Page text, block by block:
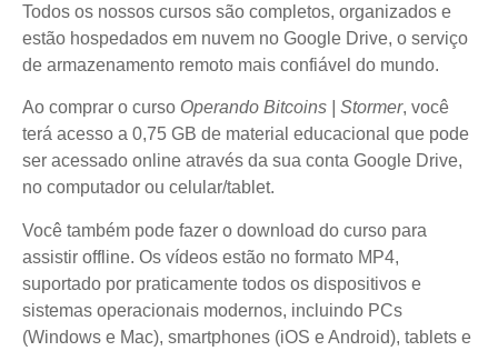
Todos os nossos cursos são completos, organizados e
estão hospedados em nuvem no Google Drive, o serviço
de armazenamento remoto mais confiável do mundo.
Ao comprar o curso Operando Bitcoins | Stormer, você
terá acesso a 0,75 GB de material educacional que pode
ser acessado online através da sua conta Google Drive,
no computador ou celular/tablet.
Você também pode fazer o download do curso para
assistir offline. Os vídeos estão no formato MP4,
suportado por praticamente todos os dispositivos e
sistemas operacionais modernos, incluindo PCs
(Windows e Mac), smartphones (iOS e Android), tablets e